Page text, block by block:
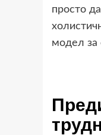
просто
модел за